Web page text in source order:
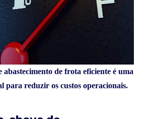
de frota eficiente é uma
para reduzir os custos operacionais.